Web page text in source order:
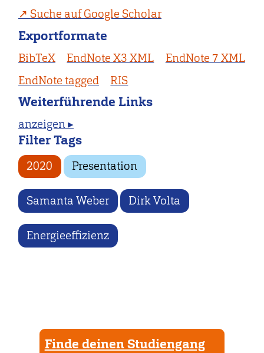
Suche auf Google Scholar
Exportformate
BibTeX EndNote X3 XML
EndNote 7 XML
EndNote tagged
RIS
Weiterführende Links
anzeigen ▸
Filter Tags
2020 Presentation
Samanta Weber Dirk Volta
Energieeffizienz
Finde deinen Studiengang